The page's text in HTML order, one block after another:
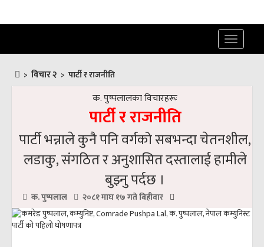
Toggle
> विचार २ > पार्टी र राजनीति
क. पुष्पलालका विचारहरूः
पार्टी र राजनीति
पार्टी भन्नाले कुनै पनि वर्गको सबभन्दा चेतनशील,
लडाकु, संगठित र अनुशासित दस्तालाई हामीले
बुझ्नु पर्दछ ।
क. पुष्पलाल २०८१ माघ १७ गते बिहीवार